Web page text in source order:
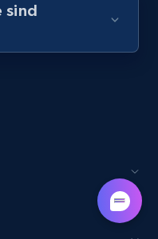
Product
Rating,
time, Digg
sind